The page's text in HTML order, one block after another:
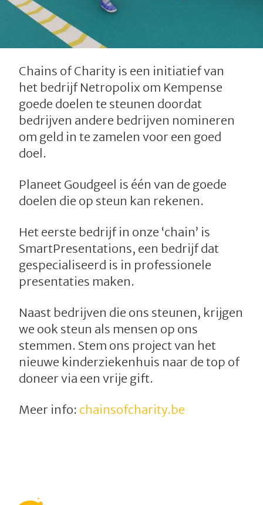
Chains of Charity is een initiatief van
het bedrijf Netropolix om Kempense
goede doelen te steunen doordat
bedrijven andere bedrijven nomineren
om geld in te zamelen voor een goed
doel.
Planeet Goudgeel is één van de goede
doelen die op steun kan rekenen.
Het eerste bedrijf in onze ‘chain’ is
SmartPresentations, een bedrijf dat
gespecialiseerd is in professionele
presentaties maken.
Naast bedrijven die ons steunen, krijgen
we ook steun als mensen op ons
stemmen. Stem ons project van het
nieuwe kinderziekenhuis naar de top of
doneer via een vrije gift.
Meer info: chainsofcharity.be